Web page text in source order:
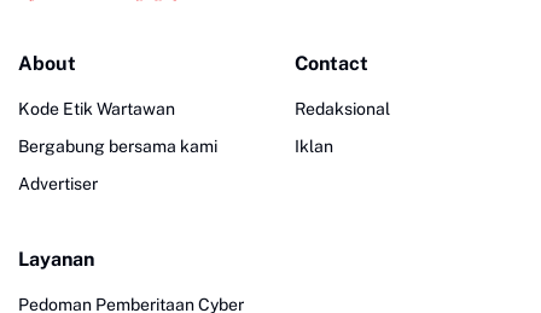
About
Kode Etik Wartawan
Bergabung bersama kami
Advertiser
Contact
Redaksional
Iklan
Layanan
Pedoman Pemberitaan Cyber